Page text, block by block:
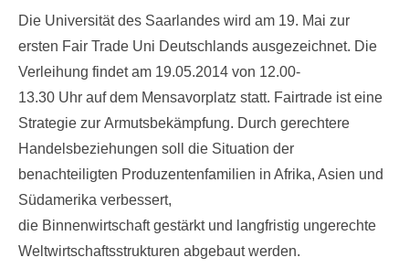
Die Universität des Saarlandes wird am 19. Mai zur
ersten Fair Trade Uni Deutschlands ausgezeichnet. Die
Verleihung findet am 19.05.2014 von 12.00-
13.30 Uhr auf dem Mensavorplatz statt. Fairtrade ist eine
Strategie zur Armutsbekämpfung. Durch gerechtere
Handelsbeziehungen soll die Situation der
benachteiligten Produzentenfamilien in Afrika, Asien und
Südamerika verbessert,
die Binnenwirtschaft gestärkt und langfristig ungerechte
Weltwirtschaftsstrukturen abgebaut werden.